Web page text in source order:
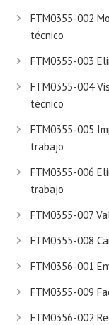
FTM0355-002
técnico
FTM0355-003
FTM0355-004
técnico
FTM0355-005
trabajo
FTM0355-006
trabajo
FTM0355-007
FTM0355-008
FTM0356-001
FTM0355-009
FTM0356-002